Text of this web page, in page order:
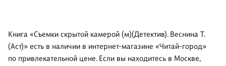
Книга «Съемки скрытой камерой (м)(Детектив). Веснина Т.
(Аст)» есть в наличии в интернет-магазине «Читай-город»
по привлекательной цене. Если вы находитесь в Москве,